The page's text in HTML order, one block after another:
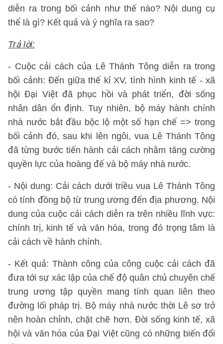
diễn ra trong bối cảnh như thế nào? Nội dung cụ
thể là gì? Kết quả và ý nghĩa ra sao?
Trả lời:
- Cuộc cải cách của Lê Thánh Tông diễn ra trong
bối cảnh: Đến giữa thế kỉ XV, tình hình kinh tế - xã
hội Đại Việt đã phục hồi và phát triển, đời sống
nhân dân ổn định. Tuy nhiên, bộ máy hành chính
nhà nước bắt đầu bộc lộ một số hạn chế => trong
bối cảnh đó, sau khi lên ngôi, vua Lê Thánh Tông
đã từng bước tiến hành cải cách nhằm tăng cường
quyền lực của hoàng đế và bộ máy nhà nước.
- Nội dung: Cải cách dưới triều vua Lê Thánh Tông
có tính đồng bộ từ trung ương đến địa phương. Nội
dung của cuộc cải cách diễn ra trên nhiều lĩnh vực:
chính trị, kinh tế và văn hóa, trong đó trọng tâm là
cải cách về hành chính.
- Kết quả: Thành công của công cuộc cải cách đã
đưa tới sự xác lập của chế độ quân chủ chuyên chế
trung ương tập quyền mang tính quan liên theo
đường lối pháp trị. Bộ máy nhà nước thời Lê sơ trở
nên hoàn chỉnh, chặt chẽ hơn. Đời sống kinh tế, xã
hội và văn hóa của Đại Việt cũng có những biến đổi